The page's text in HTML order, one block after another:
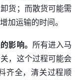
货；而散货可能需
加运输的时间。
影响。 所有进入马
，这个过程可能会
齐全，清关过程顺